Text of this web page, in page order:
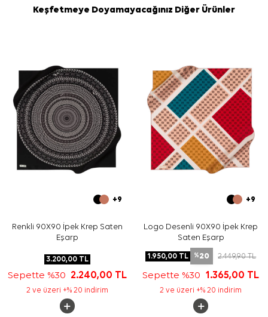
Keşfetmeye Doyamayacağınız Diğer Ürünler
+9
Renkli 90X90 İpek Krep Saten
Eşarp
3.200,00TL
Sepette %30 2.240,00 TL
2 ve üzeri +% 20 indirim
+9
Logo Desenli 90X90 İpek Krep
Saten Eşarp
1.950,00 TL %20 2.449,90TL
Sepette %30 1.365,00 TL
2 ve üzeri +% 20 indirim